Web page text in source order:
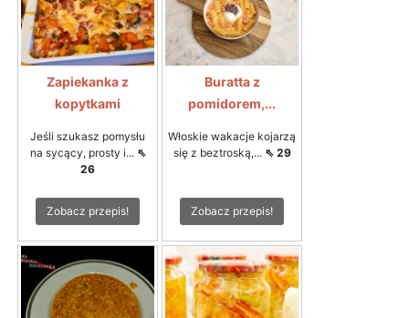
Zapiekanka z
kopytkami
Jeśli szukasz pomysłu
na sycący, prosty i... ⇖
26
Zobacz przepis!
Buratta z
pomidorem,...
Włoskie wakacje kojarzą
się z beztroską,... ⇖ 29
Zobacz przepis!